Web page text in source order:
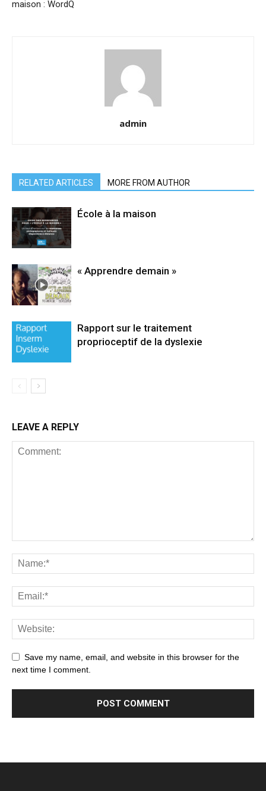
maison : WordQ
admin
RELATED ARTICLES MORE FROM AUTHOR
École à la maison
« Apprendre demain »
Rapport sur le traitement
proprioceptif de la dyslexie
LEAVE A REPLY
Save my name, email, and website in this browser for the
next time I comment.